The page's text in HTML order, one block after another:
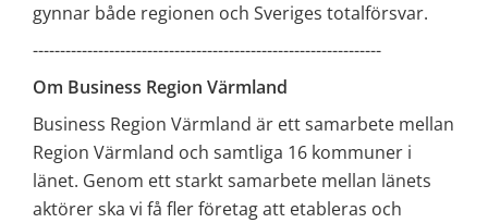
gynnar både regionen och Sveriges totalförsvar.
----------------------------------------------------------------
Om Business Region Värmland
Business Region Värmland är ett samarbete mellan
Region Värmland och samtliga 16 kommuner i
länet. Genom ett starkt samarbete mellan länets
aktörer ska vi få fler företag att etableras och